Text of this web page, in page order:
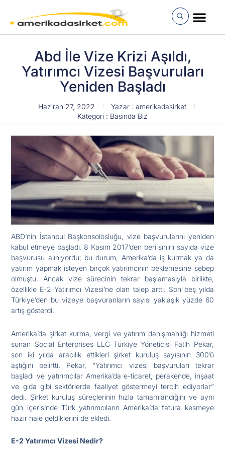
atla
Abd İle Vize Krizi Aşıldı,
Yatırımcı Vizesi Başvuruları
Yeniden Başladı
Haziran 27, 2022 Yazar : amerikadasirket
Kategori : Basında Biz
ABD’nin İstanbul Başkonsolosluğu, vize başvurularını yeniden
kabul etmeye başladı. 8 Kasım 2017’den beri sınırlı sayıda vize
başvurusu alınıyordu; bu durum, Amerika’da iş kurmak ya da
yatırım yapmak isteyen birçok yatırımcının beklemesine sebep
olmuştu. Ancak vize sürecinin tekrar başlamasıyla birlikte,
özellikle E-2 Yatırımcı Vizesi’ne olan talep arttı. Son beş yılda
Türkiye’den bu vizeye başvuranların sayısı yaklaşık yüzde 60
artış gösterdi.
Amerika’da şirket kurma, vergi ve yatırım danışmanlığı hizmeti
sunan Social Enterprises LLC Türkiye Yöneticisi Fatih Pekar,
son iki yılda aracılık ettikleri şirket kuruluş sayısının 300’ü
aştığını belirtti. Pekar, “Yatırımcı vizesi başvuruları tekrar
başladı ve yatırımcılar Amerika’da e-ticaret, perakende, inşaat
ve gıda gibi sektörlerde faaliyet göstermeyi tercih ediyorlar”
dedi. Şirket kuruluş süreçlerinin hızla tamamlandığını ve aynı
gün içerisinde Türk yatırımcıların Amerika’da fatura kesmeye
hazır hale geldiklerini de ekledi.
E-2 Yatırımcı Vizesi Nedir?